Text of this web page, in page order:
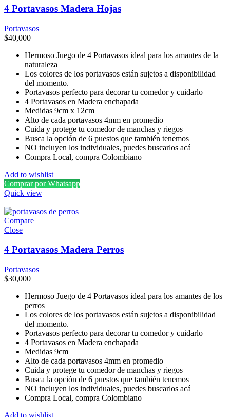
4 Portavasos Madera Hojas
Portavasos
$40,000
Hermoso Juego de 4 Portavasos ideal para los amantes de la
naturaleza
Los colores de los portavasos están sujetos a disponibilidad
del momento.
Portavasos perfecto para decorar tu comedor y cuidarlo
4 Portavasos en Madera enchapada
Medidas 9cm x 12cm
Alto de cada portavasos 4mm en promedio
Cuida y protege tu comedor de manchas y riegos
Busca la opción de 6 puestos que también tenemos
NO incluyen los individuales, puedes buscarlos acá
Compra Local, compra Colombiano
Add to wishlist
Comprar por Whatsapp
Quick view
Compare
Close
4 Portavasos Madera Perros
Portavasos
$30,000
Hermoso Juego de 4 Portavasos ideal para los amantes de los
perros
Los colores de los portavasos están sujetos a disponibilidad
del momento.
Portavasos perfecto para decorar tu comedor y cuidarlo
4 Portavasos en Madera enchapada
Medidas 9cm
Alto de cada portavasos 4mm en promedio
Cuida y protege tu comedor de manchas y riegos
Busca la opción de 6 puestos que también tenemos
NO incluyen los individuales, puedes buscarlos acá
Compra Local, compra Colombiano